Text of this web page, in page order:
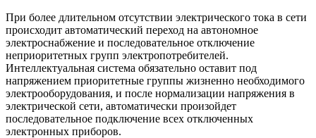
При более длительном отсутствии электрического тока в сети
происходит автоматический переход на автономное
электроснабжение и последовательное отключение
неприоритетных групп электропотребителей.
Интеллектуальная система обязательно оставит под
напряжением приоритетные группы жизненно необходимого
электрооборудования, и после нормализации напряжения в
электрической сети, автоматически произойдет
последовательное подключение всех отключенных
электронных приборов.